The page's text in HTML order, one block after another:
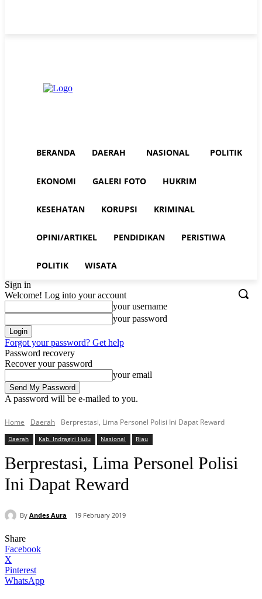
BERANDA DAERAH NASIONAL POLITIK
EKONOMI GALERI FOTO HUKRIM
KESEHATAN KORUPSI KRIMINAL
OPINI/ARTIKEL PENDIDIKAN PERISTIWA
POLITIK WISATA
Sign in
Welcome! Log into your account
your username
your password
Forgot your password? Get help
Password recovery
Recover your password
your email
A password will be e-mailed to you.
Home Daerah Berprestasi, Lima Personel Polisi Ini Dapat Reward
Daerah Kab. Indragiri Hulu Nasional Riau
Berprestasi, Lima Personel Polisi
Ini Dapat Reward
By Andes Aura 19 February 2019
Share
Facebook
X
Pinterest
WhatsApp